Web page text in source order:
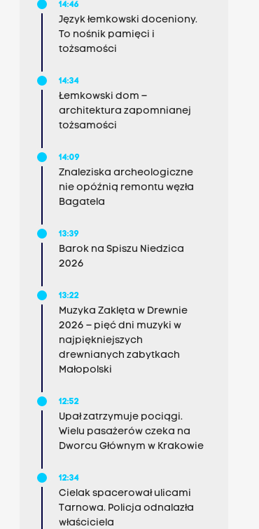
14:46
Język łemkowski doceniony.
To nośnik pamięci i
tożsamości
14:34
Łemkowski dom –
architektura zapomnianej
tożsamości
14:09
Znaleziska archeologiczne
nie opóźnią remontu węzła
Bagatela
13:39
Barok na Spiszu Niedzica
2026
13:22
Muzyka Zaklęta w Drewnie
2026 – pięć dni muzyki w
najpiękniejszych
drewnianych zabytkach
Małopolski
12:52
Upał zatrzymuje pociągi.
Wielu pasażerów czeka na
Dworcu Głównym w Krakowie
12:34
Cielak spacerował ulicami
Tarnowa. Policja odnalazła
właściciela